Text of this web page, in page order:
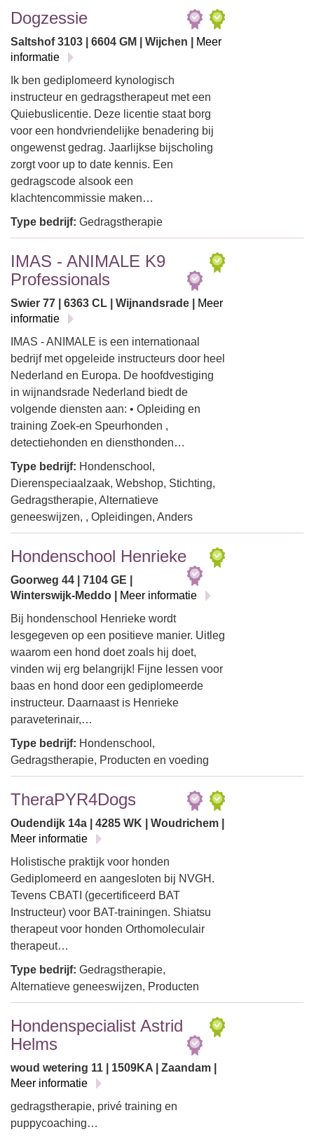
Dogzessie
Saltshof 3103 | 6604 GM | Wijchen |
Meer
informatie
Ik ben gediplomeerd kynologisch
instructeur en gedragstherapeut met een
Quiebuslicentie. Deze licentie staat borg
voor een hondvriendelijke benadering bij
ongewenst gedrag. Jaarlijkse bijscholing
zorgt voor up to date kennis. Een
gedragscode alsook een
klachtencommissie maken…
Type bedrijf: Gedragstherapie
IMAS - ANIMALE K9
Professionals
Swier 77 | 6363 CL | Wijnandsrade |
Meer
informatie
IMAS - ANIMALE is een internationaal
bedrijf met opgeleide instructeurs door heel
Nederland en Europa. De hoofdvestiging
in wijnandsrade Nederland biedt de
volgende diensten aan: • Opleiding en
training Zoek-en Speurhonden ,
detectiehonden en diensthonden…
Type bedrijf: Hondenschool,
Dierenspeciaalzaak, Webshop, Stichting,
Gedragstherapie, Alternatieve
geneeswijzen, , Opleidingen, Anders
Hondenschool Henrieke
Goorweg 44 | 7104 GE |
Winterswijk-Meddo |
Meer informatie
Bij hondenschool Henrieke wordt
lesgegeven op een positieve manier. Uitleg
waarom een hond doet zoals hij doet,
vinden wij erg belangrijk! Fijne lessen voor
baas en hond door een gediplomeerde
instructeur. Daarnaast is Henrieke
paraveterinair,…
Type bedrijf: Hondenschool,
Gedragstherapie, Producten en voeding
TheraPYR4Dogs
Oudendijk 14a | 4285 WK | Woudrichem |
Meer informatie
Holistische praktijk voor honden
Gediplomeerd en aangesloten bij NVGH.
Tevens CBATI (gecertificeerd BAT
Instructeur) voor BAT-trainingen. Shiatsu
therapeut voor honden Orthomoleculair
therapeut…
Type bedrijf: Gedragstherapie,
Alternatieve geneeswijzen, Producten
Hondenspecialist Astrid
Helms
woud wetering 11 | 1509KA | Zaandam |
Meer informatie
gedragstherapie, privé training en
puppycoaching…